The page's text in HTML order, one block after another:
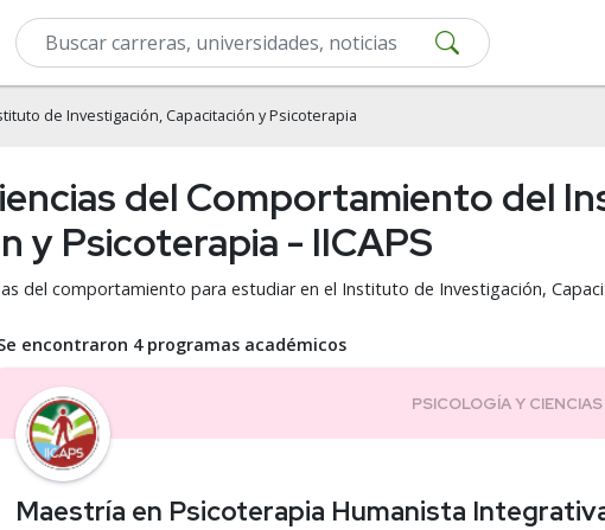
de Investigación, Capacitación y Psicoterapia
del Comportamiento del
y Psicoterapia - IICAPS
del comportamiento para estudiar en el Instituto de Investigación,
encontraron 4 programas académicos
Maestría en Psicoterapia Humanista